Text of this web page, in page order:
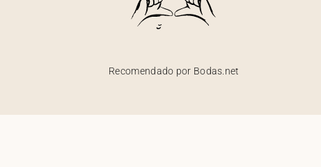
Recomendado por Bodas.net